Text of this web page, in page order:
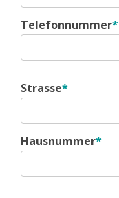
Telefonnummer*
Strasse*
Hausnummer*